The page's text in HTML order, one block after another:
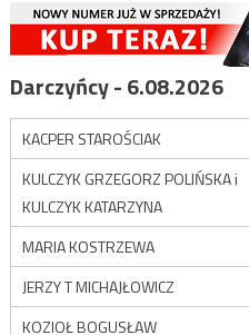
Darczyńcy - 6.08.2026
KACPER STAROŚCIAK
KULCZYK GRZEGORZ POLIŃSKA i
KULCZYK KATARZYNA
MARIA KOSTRZEWA
JERZY T MICHAJŁOWICZ
KOZIOŁ BOGUSŁAW